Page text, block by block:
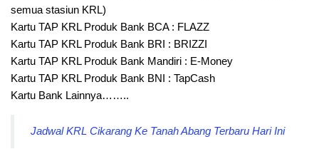
semua stasiun KRL)
Kartu TAP KRL Produk Bank BCA : FLAZZ
Kartu TAP KRL Produk Bank BRI : BRIZZI
Kartu TAP KRL Produk Bank Mandiri : E-Money
Kartu TAP KRL Produk Bank BNI : TapCash
Kartu Bank Lainnya……..
Jadwal KRL Cikarang Ke Tanah Abang Terbaru Hari Ini